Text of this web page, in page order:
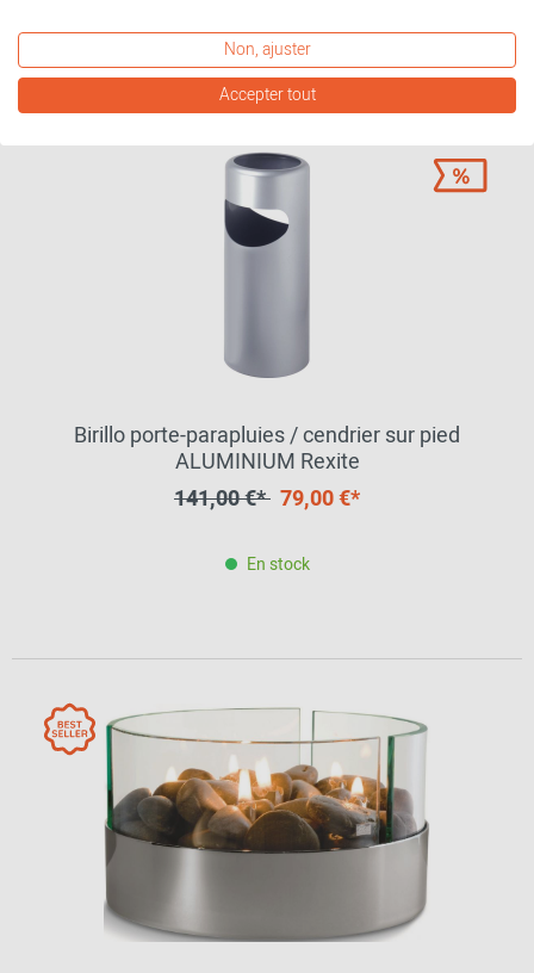
Birillo porte-parapluies / cendrier sur pied
ALUMINIUM Rexite
141,00 €* 79,00 €*
En stock
Non, ajuster
Accepter tout